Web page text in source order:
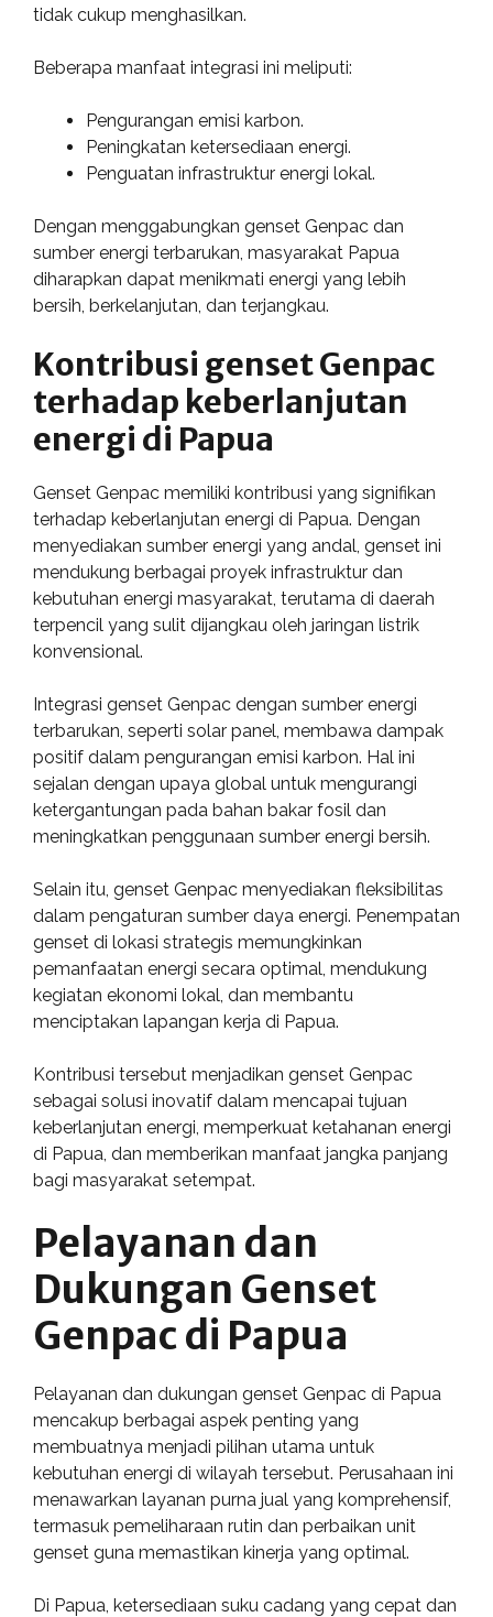
tidak cukup menghasilkan.
Beberapa manfaat integrasi ini meliputi:
Pengurangan emisi karbon.
Peningkatan ketersediaan energi.
Penguatan infrastruktur energi lokal.
Dengan menggabungkan genset Genpac dan
sumber energi terbarukan, masyarakat Papua
diharapkan dapat menikmati energi yang lebih
bersih, berkelanjutan, dan terjangkau.
Kontribusi genset Genpac
terhadap keberlanjutan
energi di Papua
Genset Genpac memiliki kontribusi yang signifikan
terhadap keberlanjutan energi di Papua. Dengan
menyediakan sumber energi yang andal, genset ini
mendukung berbagai proyek infrastruktur dan
kebutuhan energi masyarakat, terutama di daerah
terpencil yang sulit dijangkau oleh jaringan listrik
konvensional.
Integrasi genset Genpac dengan sumber energi
terbarukan, seperti solar panel, membawa dampak
positif dalam pengurangan emisi karbon. Hal ini
sejalan dengan upaya global untuk mengurangi
ketergantungan pada bahan bakar fosil dan
meningkatkan penggunaan sumber energi bersih.
Selain itu, genset Genpac menyediakan fleksibilitas
dalam pengaturan sumber daya energi. Penempatan
genset di lokasi strategis memungkinkan
pemanfaatan energi secara optimal, mendukung
kegiatan ekonomi lokal, dan membantu
menciptakan lapangan kerja di Papua.
Kontribusi tersebut menjadikan genset Genpac
sebagai solusi inovatif dalam mencapai tujuan
keberlanjutan energi, memperkuat ketahanan energi
di Papua, dan memberikan manfaat jangka panjang
bagi masyarakat setempat.
Pelayanan dan
Dukungan Genset
Genpac di Papua
Pelayanan dan dukungan genset Genpac di Papua
mencakup berbagai aspek penting yang
membuatnya menjadi pilihan utama untuk
kebutuhan energi di wilayah tersebut. Perusahaan ini
menawarkan layanan purna jual yang komprehensif,
termasuk pemeliharaan rutin dan perbaikan unit
genset guna memastikan kinerja yang optimal.
Di Papua, ketersediaan suku cadang yang cepat dan